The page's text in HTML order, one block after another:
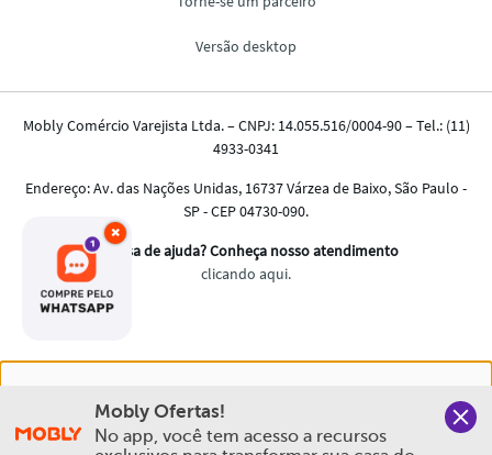
experiência na Mobly. Quando você navega no nosso site,
aceita esta condição
×
Mobly Ofertas!
No app, você tem acesso a recursos